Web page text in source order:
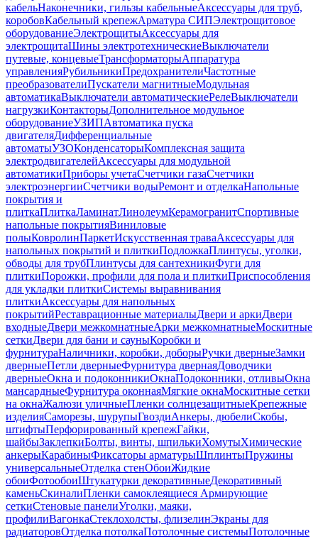
кабельНаконечники, гильзы кабельныеАксессуары для труб,
коробовКабельный крепежАрматура СИПЭлектрощитовое
оборудованиеЭлектрощитыАксессуары для
электрощитаШины электротехническиеВыключатели
путевые, концевыеТрансформаторыАппаратура
управленияРубильникиПредохранителиЧастотные
преобразователиПускатели магнитныеМодульная
автоматикаВыключатели автоматическиеРелеВыключатели
нагрузкиКонтакторыДополнительное модульное
оборудованиеУЗИПАвтоматика пуска
двигателяДифференциальные
автоматыУЗОКонденсаторыКомплексная защита
электродвигателейАксессуары для модульной
автоматикиПриборы учетаСчетчики газаСчетчики
электроэнергииСчетчики водыРемонт и отделкаНапольные
покрытия и
плиткаПлиткаЛаминатЛинолеумКерамогранитСпортивные
напольные покрытияВиниловые
полыКовролинПаркетИскусственная траваАксессуары для
напольных покрытий и плиткиПодложкаПлинтусы, уголки,
обводы для трубПлинтусы для сантехникиФуги для
плиткиПорожки, профили для пола и плиткиПриспособления
для укладки плиткиСистемы выравнивания
плиткиАксессуары для напольных
покрытийРеставрационные материалыДвери и аркиДвери
входныеДвери межкомнатныеАрки межкомнатныеМоскитные
сеткиДвери для бани и сауныКоробки и
фурнитураНаличники, коробки, доборыРучки дверныеЗамки
дверныеПетли дверныеФурнитура двернаяДоводчики
дверныеОкна и подоконникиОкнаПодоконники, отливыОкна
мансардныеФурнитура оконнаяМягкие окнаМоскитные сетки
на окнаЖалюзи уличныеПленки солнцезащитныеКрепежные
изделияСаморезы, шурупыГвоздиАнкеры, дюбелиСкобы,
штифтыПерфорированный крепежГайки,
шайбыЗаклепкиБолты, винты, шпилькиХомутыХимические
анкерыКарабиныФиксаторы арматурыШплинтыПружины
универсальныеОтделка стенОбоиЖидкие
обоиФотообоиШтукатурки декоративныеДекоративный
каменьСкиналиПленки самоклеящиеся Армирующие
сеткиСтеновые панелиУголки, маяки,
профилиВагонкаСтеклохолсты, флизелинЭкраны для
радиаторовОтделка потолкаПотолочные системыПотолочные